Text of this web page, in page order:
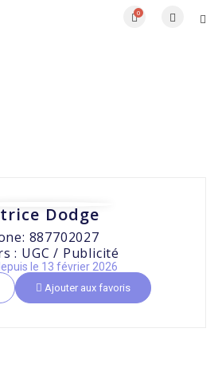
0
Dodge
887702027
: UGC / Publicité
le 13 février 2026
Ajouter aux favoris